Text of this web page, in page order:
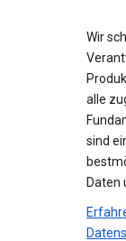
Wir
alle
sind
Daten